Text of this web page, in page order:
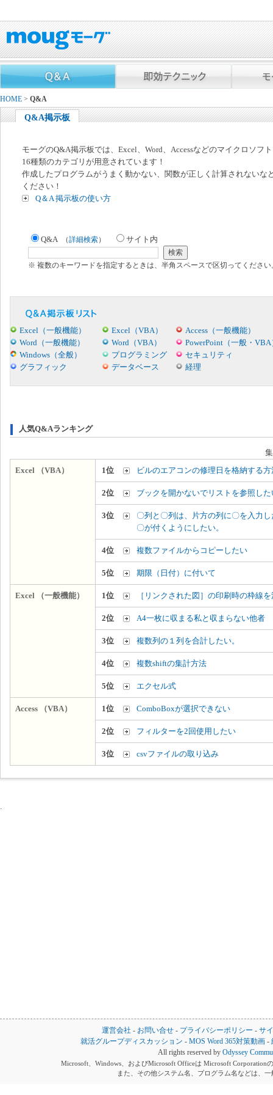
HOME > Q&A
Q&A掲示板
モーグのQ&A掲示板では、Excel、Word、Accessなどのマイクロソフ
16種類のカテゴリが用意されています！
作成したプログラムがうまく動かない、関数が正しく計算されないな
ください！
Q＆A 掲示板の使い方
Q&A （詳細検索） サイト内
※ 複数のキーワードを指定するときは、半角スペースで区切ってください
Excel（一般機能） Excel（VBA）
Access（一般機能）
Word（一般機能）
Word（VBA）
PowerPoint（一般・VBA
Windows（全般）
プログラミング
セキュリティ
グラフィック
データベース 経理
人気Q&Aランキング
Excel （VBA）
1位 ビルのエアコンの修理日を格納する方
2位 ブックを開かないでリストを参照した
3位
〇列と〇列は、片方の列に〇を入力
〇が付くようにしたい。
4位 複数ファイルからコピーしたい
5位 期限（日付）に付いて
Excel （一般機能） 1位 ［リンクされた図］の印刷時の枠線
2位 A4一枚に収まる私と収まらない他者
3位 複数列の１列を合計したい。
4位 複数shiftの集計方法
5位 エクセル式
Access （VBA） 1位 ComboBoxが選択できない
2位 フィルターを2回使用したい
3位 csvファイルの取り込み
運営会社 - お問い合せ - プライバシーポリシー - サ
就活グループディスカッション -MOS Word 365対策動画 -
All rights reserved by Odyssey
Microsoft、Windows、およびMicrosoft Officeは Microsoft Corporation
また、その他システム名、プログラム名などは、